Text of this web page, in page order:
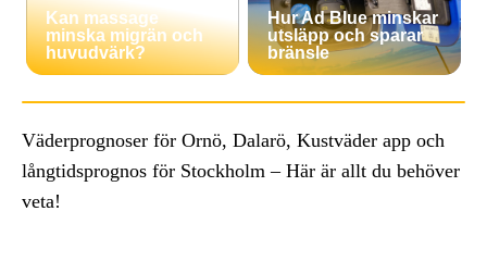
Kan massage
minska migrän och
huvudvärk?
Hur Ad Blue minskar
utsläpp och sparar
bränsle
Väderprognoser för Ornö, Dalarö, Kustväder app och
långtidsprognos för Stockholm – Här är allt du behöver
veta!